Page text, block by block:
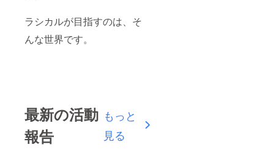
ラシカルが目指すのは、そ
んな世界です。
最新の活動
報告
もっと
見る